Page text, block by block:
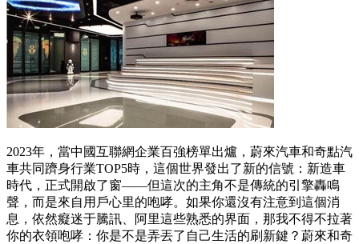
2023年，當中國互聯網企業百強榜單出爐，蔚來汽車和奇點汽
車共同躋身行業TOP5時，這個世界發出了新的信號：新造車
時代，正式開啟了窗——但這次的主角不是傳統的引擎轟鳴
聲，而是來自用戶心里的咆哮。如果你還沒有注意到這個消
息，依然癡迷于騰訊、阿里這些熟悉的界面，那我不得不拉著
你的衣領咆哮：你是不是弄丟了自己生活的刷新鍵？蔚來和奇